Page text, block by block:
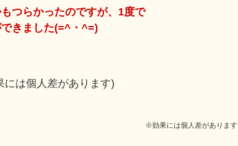
つらかったのですが、1度で
きました(=^・^=)
には個人差があります)
※効果には個人差があります